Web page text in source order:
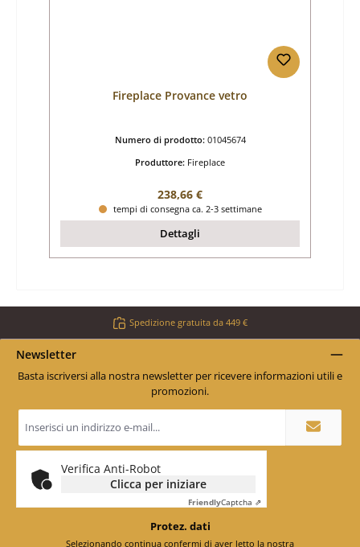
Fireplace Provance vetro
Numero di prodotto: 01045674
Produttore: Fireplace
Prezzo normale:
238,66 €
tempi di consegna ca. 2-3 settimane
Dettagli
Spedizione gratuita da 449 €
Newsletter
Basta iscriversi alla nostra newsletter per ricevere informazioni utili e
promozioni.
Indirizzo
e-
*
Verifica Anti-Robot
Clicca per iniziare
FriendlyCaptcha ⇗
Protez. dati